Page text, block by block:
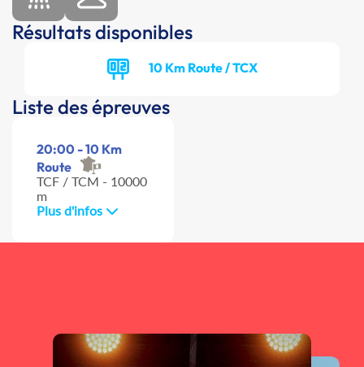
Résultats disponibles
10 Km Route / TCX
Liste des épreuves
20:00 - 10 Km
Route
TCF / TCM - 10000
m
Plus d'infos